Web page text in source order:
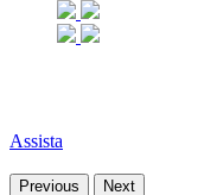
Assista
Previous Next